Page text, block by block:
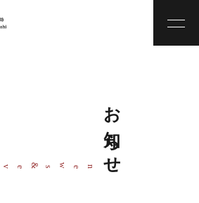
お知らせ
ne
w s
& even